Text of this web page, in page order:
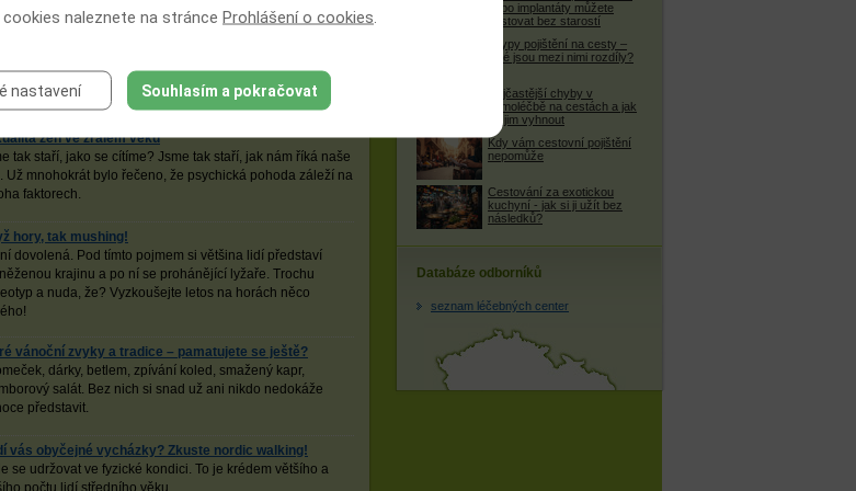
není nic ztraceno. Studovat lze totiž i ve vyšším věku!
se s projektem Univerzita třetího věku.
žen ve zralém věku
tak staří, jako se cítíme? Jsme tak staří, jak nám říká naše
Už mnohokrát bylo řečeno, že psychická pohoda záleží na
faktorech.
hory, tak mushing!
dovolená. Pod tímto pojmem si většina lidí představí
krajinu a po ní se prohánějící lyžaře. Trochu
a nuda, že? Vyzkoušejte letos na horách něco
vánoční zvyky a tradice – pamatujete se ještě?
dárky, betlem, zpívání koled, smažený kapr,
salát. Bez nich si snad už ani nikdo nedokáže
představit.
vás obyčejné vycházky? Zkuste nordic walking!
se udržovat ve fyzické kondici. To je krédem většího a
počtu lidí středního věku.
nebo implantáty můžete
cestovat bez starostí
4 typy pojištění na cesty –
jaké jsou mezi nimi rozdíly?
Nejčastější chyby v
samoléčbě na cestách a jak
se jim vyhnout
Kdy vám cestovní pojištění
nepomůže
Cestování za exotickou
kuchyní - jak si ji užít bez
následků?
Databáze odborníků
seznam léčebných center
naleznete na stránce Prohlášení o cookies
nastavení Souhlasím a pokračovat